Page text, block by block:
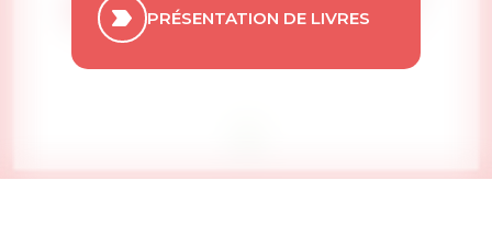
PRÉSENTATION DE LIVRES